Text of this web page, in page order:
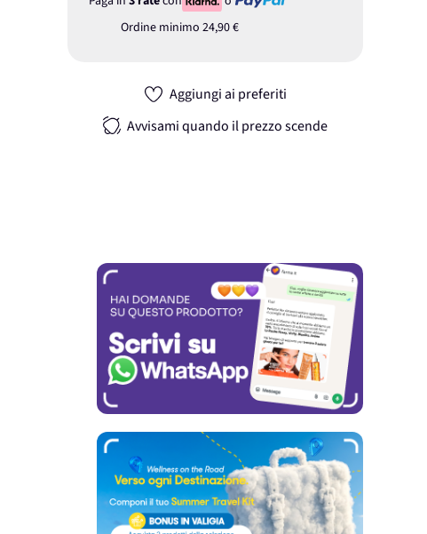
Ordine minimo 24,90 €
Aggiungi ai preferiti
Avvisami quando il prezzo scende